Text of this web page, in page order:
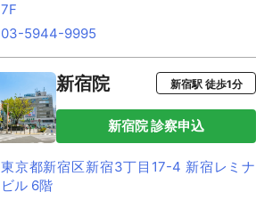
7F
03-5944-9995
新宿院 新宿駅 徒歩1分
新宿院 診察申込
東京都新宿区新宿3丁目17-4 新宿レミナ
ビル 6階